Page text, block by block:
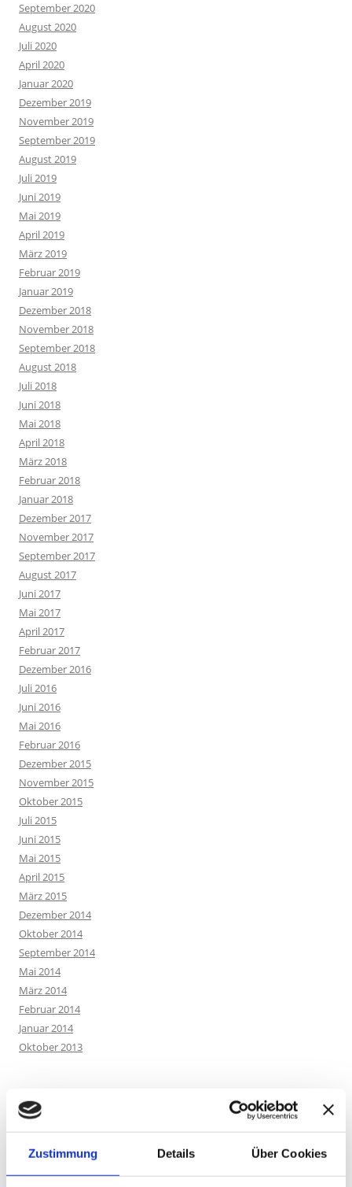
Zustimmung Details Über Cookies
September 2020
August 2020
Juli 2020
April 2020
Januar 2020
Dezember 2019
November 2019
September 2019
August 2019
Juli 2019
Juni 2019
Mai 2019
April 2019
März 2019
Februar 2019
Januar 2019
Dezember 2018
November 2018
September 2018
August 2018
Juli 2018
Juni 2018
Mai 2018
April 2018
März 2018
Februar 2018
Januar 2018
Dezember 2017
November 2017
September 2017
August 2017
Juni 2017
Mai 2017
April 2017
Februar 2017
Dezember 2016
Juli 2016
Juni 2016
Mai 2016
Februar 2016
Dezember 2015
November 2015
Oktober 2015
Juli 2015
Juni 2015
Mai 2015
April 2015
März 2015
Dezember 2014
Oktober 2014
September 2014
Mai 2014
März 2014
Februar 2014
Januar 2014
Oktober 2013
KATEGORIEN
3. Chakra(1)
3HO(5)